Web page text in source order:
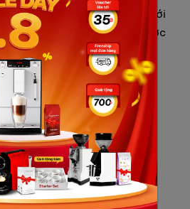
soát mạch nước nguồn với
việc sử dụng nước nóng được
nước lớn
nâng cao